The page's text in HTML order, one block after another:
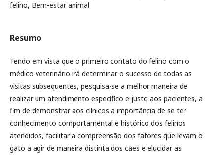
felino, Bem-estar animal
Resumo
Tendo em vista que o primeiro contato do felino com o
médico veterinário irá determinar o sucesso de todas as
visitas subsequentes, pesquisa-se a melhor maneira de
realizar um atendimento específico e justo aos pacientes, a
fim de demonstrar aos clínicos a importância de se ter
conhecimento comportamental e histórico dos felinos
atendidos, facilitar a compreensão dos fatores que levam o
gato a agir de maneira distinta dos cães e elucidar as